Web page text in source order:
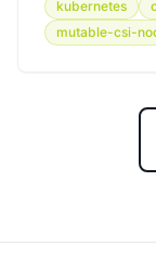
kubernetes
mutable-csi-